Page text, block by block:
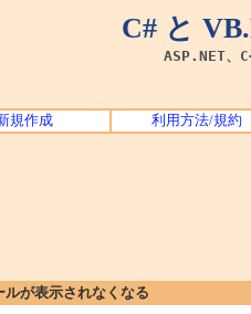
C# と
ASP.NET、
規作成 利用方法/規約
が表示されなくなる